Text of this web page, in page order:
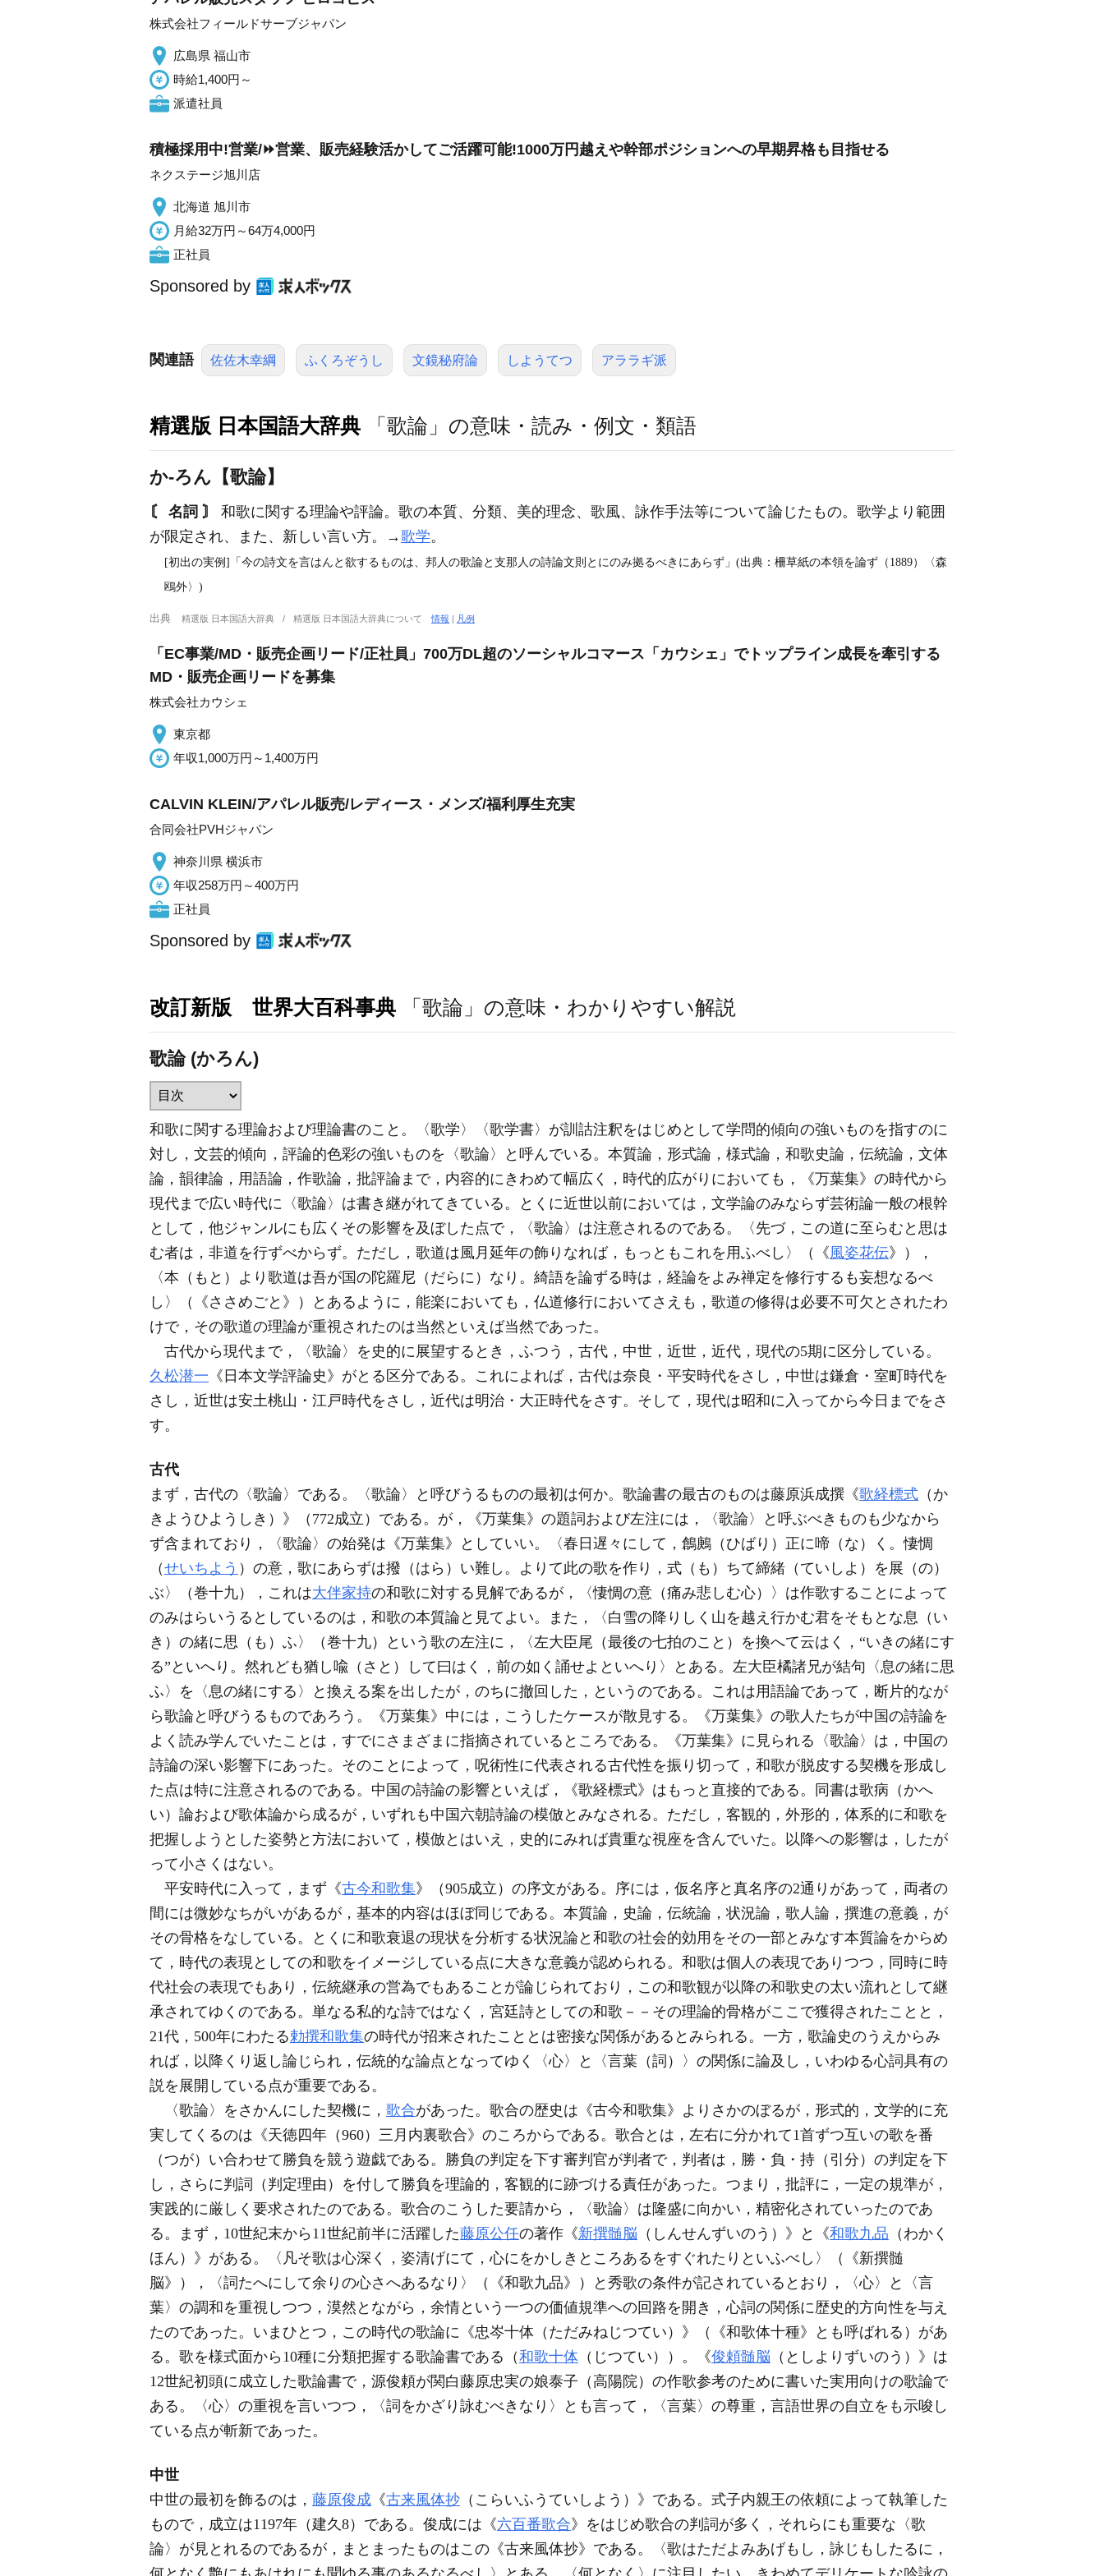
株式会社フィールドサーブジャパン
広島県 福山市
時給1,400円～
派遣社員
積極採用中!営業/⏩️営業、販売経験活かしてご活躍可能!1000万円越えや幹部ポジションへの早期昇格も目指せる
ネクステージ旭川店
北海道 旭川市
月給32万円～64万4,000円
正社員
Sponsored by
関連語 佐佐木幸綱 ふくろぞうし 文鏡秘府論 しようてつ アララギ派
精選版 日本国語大辞典 「歌論」の意味・読み・例文・類語
か‐ろん【歌論】
〘 名詞 〙
和歌に関する理論や評論。歌の本質、分類、美的理念、歌風、詠作手法等について論じたもの。歌学より範囲
が限定され、また、新しい言い方。→歌学。
[初出の実例]「今の詩文を言はんと欲するものは、邦人の歌論と支那人の詩論文則とにのみ拠るべきにあらず」(出典：柵草紙の本領を論ず（1889）〈森
鴎外〉)
出典 精選版 日本国語大辞典 精選版 日本国語大辞典について情報 | 凡例
「EC事業/MD・販売企画リード/正社員」700万DL超のソーシャルコマース「カウシェ」でトップライン成長を牽引する
MD・販売企画リードを募集
株式会社カウシェ
東京都
年収1,000万円～1,400万円
CALVIN KLEIN/アパレル販売/レディース・メンズ/福利厚生充実
合同会社PVHジャパン
神奈川県 横浜市
年収258万円～400万円
正社員
Sponsored by
改訂新版 世界大百科事典 「歌論」の意味・わかりやすい解説
歌論 (かろん)
和歌に関する理論および理論書のこと。〈歌学〉〈歌学書〉が訓詁注釈をはじめとして学問的傾向の強いものを指すのに
対し，文芸的傾向，評論的色彩の強いものを〈歌論〉と呼んでいる。本質論，形式論，様式論，和歌史論，伝統論，文体
論，韻律論，用語論，作歌論，批評論まで，内容的にきわめて幅広く，時代的広がりにおいても，《万葉集》の時代から
現代まで広い時代に〈歌論〉は書き継がれてきている。とくに近世以前においては，文学論のみならず芸術論一般の根幹
として，他ジャンルにも広くその影響を及ぼした点で，〈歌論〉は注意されるのである。〈先づ，この道に至らむと思は
む者は，非道を行ずべからず。ただし，歌道は風月延年の飾りなれば，もっともこれを用ふべし〉（《風姿花伝》），
〈本（もと）より歌道は吾が国の陀羅尼（だらに）なり。綺語を論ずる時は，経論をよみ禅定を修行するも妄想なるべ
し〉（《ささめごと》）とあるように，能楽においても，仏道修行においてさえも，歌道の修得は必要不可欠とされたわ
けで，その歌道の理論が重視されたのは当然といえば当然であった。
古代から現代まで，〈歌論〉を史的に展望するとき，ふつう，古代，中世，近世，近代，現代の5期に区分している。
久松潜一 《日本文学評論史》がとる区分である。これによれば，古代は奈良・平安時代をさし，中世は鎌倉・室町時代を
さし，近世は安土桃山・江戸時代をさし，近代は明治・大正時代をさす。そして，現代は昭和に入ってから今日までをさ
す。
古代
まず，古代の〈歌論〉である。〈歌論〉と呼びうるものの最初は何か。歌論書の最古のものは藤原浜成撰《歌経標式 （か
きようひようしき）》（772成立）である。が，《万葉集》の題詞および左注には，〈歌論〉と呼ぶべきものも少なから
ず含まれており，〈歌論〉の始発は《万葉集》としていい。〈春日遅々にして，鶬鶊（ひばり）正に啼（な）く。悽惆
（せいちよう ）の意，歌にあらずは撥（はら）い難し。よりて此の歌を作り，式（も）ちて締緒（ていしよ）を展（の）
ぶ〉（巻十九），これは大伴家持の和歌に対する見解であるが，〈悽惆の意（痛み悲しむ心）〉は作歌することによって
のみはらいうるとしているのは，和歌の本質論と見てよい。また，〈白雪の降りしく山を越え行かむ君をそもとな息（い
き）の緒に思（も）ふ〉（巻十九）という歌の左注に，〈左大臣尾（最後の七拍のこと）を換へて云はく，“いきの緒にす
る”といへり。然れども猶し喩（さと）して曰はく，前の如く誦せよといへり〉とある。左大臣橘諸兄が結句〈息の緒に思
ふ〉を〈息の緒にする〉と換える案を出したが，のちに撤回した，というのである。これは用語論であって，断片的なが
ら歌論と呼びうるものであろう。《万葉集》中には，こうしたケースが散見する。《万葉集》の歌人たちが中国の詩論を
よく読み学んでいたことは，すでにさまざまに指摘されているところである。《万葉集》に見られる〈歌論〉は，中国の
詩論の深い影響下にあった。そのことによって，呪術性に代表される古代性を振り切って，和歌が脱皮する契機を形成し
た点は特に注意されるのである。中国の詩論の影響といえば，《歌経標式》はもっと直接的である。同書は歌病（かへ
い）論および歌体論から成るが，いずれも中国六朝詩論の模倣とみなされる。ただし，客観的，外形的，体系的に和歌を
把握しようとした姿勢と方法において，模倣とはいえ，史的にみれば貴重な視座を含んでいた。以降への影響は，したが
って小さくはない。
平安時代に入って，まず《古今和歌集》（905成立）の序文がある。序には，仮名序と真名序の2通りがあって，両者の
間には微妙なちがいがあるが，基本的内容はほぼ同じである。本質論，史論，伝統論，状況論，歌人論，撰進の意義，が
その骨格をなしている。とくに和歌衰退の現状を分析する状況論と和歌の社会的効用をその一部とみなす本質論をからめ
て，時代の表現としての和歌をイメージしている点に大きな意義が認められる。和歌は個人の表現でありつつ，同時に時
代社会の表現でもあり，伝統継承の営為でもあることが論じられており，この和歌観が以降の和歌史の太い流れとして継
承されてゆくのである。単なる私的な詩ではなく，宮廷詩としての和歌－－その理論的骨格がここで獲得されたことと，
21代，500年にわたる勅撰和歌集の時代が招来されたこととは密接な関係があるとみられる。一方，歌論史のうえからみ
れば，以降くり返し論じられ，伝統的な論点となってゆく〈心〉と〈言葉（詞）〉の関係に論及し，いわゆる心詞具有の
説を展開している点が重要である。
〈歌論〉をさかんにした契機に， 歌合があった。歌合の歴史は《古今和歌集》よりさかのぼるが，形式的，文学的に充
実してくるのは《天徳四年（960）三月内裏歌合》のころからである。歌合とは，左右に分かれて1首ずつ互いの歌を番
（つが）い合わせて勝負を競う遊戯である。勝負の判定を下す審判官が判者で，判者は，勝・負・持（引分）の判定を下
し，さらに判詞（判定理由）を付して勝負を理論的，客観的に跡づける責任があった。つまり，批評に，一定の規準が，
実践的に厳しく要求されたのである。歌合のこうした要請から，〈歌論〉は隆盛に向かい，精密化されていったのであ
る。まず，10世紀末から11世紀前半に活躍した藤原公任の著作《新撰髄脳 （しんせんずいのう）》と《和歌九品 （わかく
ほん）》がある。〈凡そ歌は心深く，姿清げにて，心にをかしきところあるをすぐれたりといふべし〉（《新撰髄
脳》），〈詞たへにして余りの心さへあるなり〉（《和歌九品》）と秀歌の条件が記されているとおり，〈心〉と〈言
葉〉の調和を重視しつつ，漠然とながら，余情という一つの価値規準への回路を開き，心詞の関係に歴史的方向性を与え
たのであった。いまひとつ，この時代の歌論に《忠岑十体（ただみねじつてい）》（《和歌体十種》とも呼ばれる）があ
る。歌を様式面から10種に分類把握する歌論書である（和歌十体 （じつてい））。《俊頼髄脳 （としよりずいのう）》は
12世紀初頭に成立した歌論書で，源俊頼が関白藤原忠実の娘泰子（高陽院）の作歌参考のために書いた実用向けの歌論で
ある。〈心〉の重視を言いつつ，〈詞をかざり詠むべきなり〉とも言って，〈言葉〉の尊重，言語世界の自立をも示唆し
ている点が斬新であった。
中世
中世の最初を飾るのは， 藤原俊成 《古来風体抄 （こらいふうていしよう）》である。式子内親王の依頼によって執筆した
もので，成立は1197年（建久8）である。俊成には《六百番歌合》をはじめ歌合の判詞が多く，それらにも重要な〈歌
論〉が見とれるのであるが，まとまったものはこの《古来風体抄》である。〈歌はただよみあげもし，詠じもしたるに，